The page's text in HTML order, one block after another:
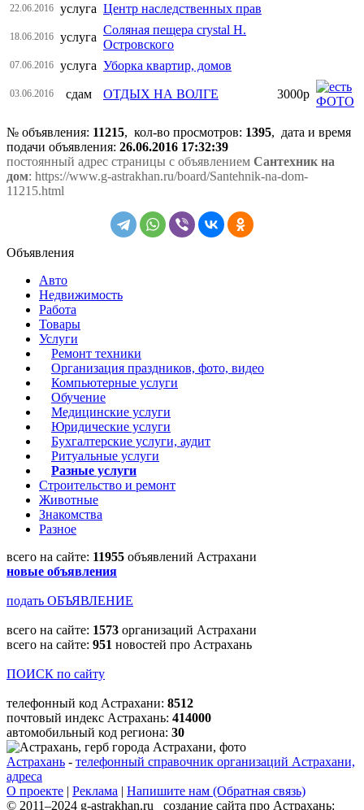
22.06.2016 услуга Центр наследственных прав
18.06.2016 услуга
Соляная пещера crystal Н.
Островского
07.06.2016 услуга Уборка квартир, домов
03.06.2016 сдам ОТДЫХ НА ВОЛГЕ 3000р
№ объявления: 11215, кол-во просмотров: 1395, дата и время
подачи объявления: 26.06.2016 17:32:39
постоянный адрес страницы с объявлением Сантехник на
дом: https://www.g-astrakhan.ru/board/Santehnik-na-dom-
11215.html
Объявления
Авто
Недвижимость
Работа
Товары
Услуги
Ремонт техники
Организация праздников, фото, видео
Компьютерные услуги
Обучение
Медицинские услуги
Юридические услуги
Бухгалтерские услуги, аудит
Ритуальные услуги
Разные услуги
Строительство и ремонт
Животные
Знакомства
Разное
всего на сайте: 11955 объявлений Астрахани
новые объявления
подать ОБЪЯВЛЕНИЕ
всего на сайте: 1573 организаций Астрахани
всего на сайте: 951 новостей про Астрахань
ПОИСК по сайту
телефонный код Астрахани: 8512
почтовый индекс Астрахань: 414000
автомобильный код региона: 30
Астрахань - телефонный справочник организаций Астрахани,
адреса
О проекте | Реклама | Напишите нам (Обратная связь)
© 2011–2024 g-astrakhan.ru создание сайта про Астрахань: